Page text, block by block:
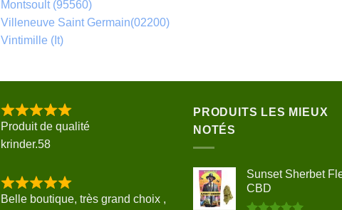
Montsoult (95560)
Villeneuve Saint Germain(02200)
Vintimille (It)
Produit de qualité
krinder.58
Belle boutique, très grand choix ,
PRODUITS LES MIEUX
NOTÉS
Sunset Sherbet
CBD